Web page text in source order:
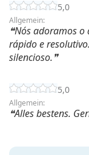
5,0
Allgemein:
Nós adoramos o
rápido e
silencioso.
5,0
Allgemein:
Alles bestens.